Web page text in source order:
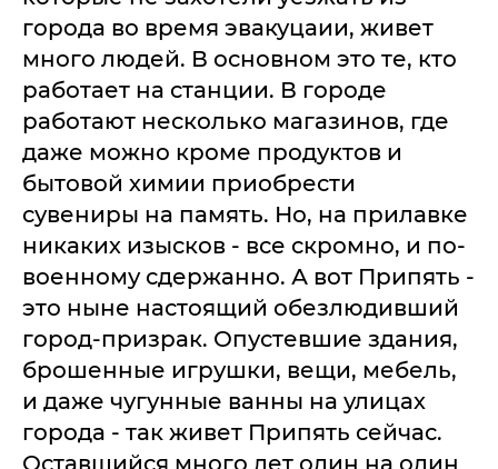
города во время эвакуцаии, живет
много людей. В основном это те, кто
работает на станции. В городе
работают несколько магазинов, где
даже можно кроме продуктов и
бытовой химии приобрести
сувениры на память. Но, на прилавке
никаких изысков - все скромно, и по-
военному сдержанно. А вот Припять -
это ныне настоящий обезлюдивший
город-призрак. Опустевшие здания,
брошенные игрушки, вещи, мебель,
и даже чугунные ванны на улицах
города - так живет Припять сейчас.
Оставшийся много лет один на один